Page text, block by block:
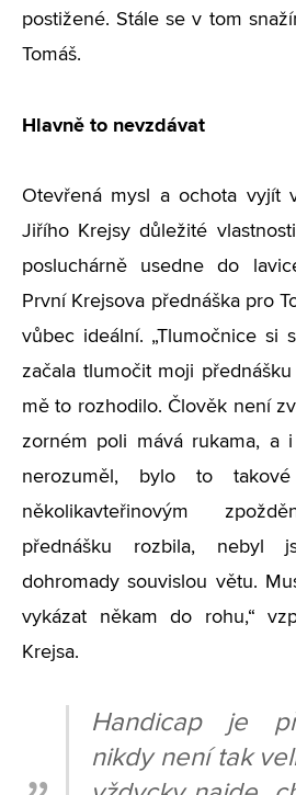
postižené. Stále se v tom
Tomáš.
Hlavně to nevzdávat
Otevřená mysl a ochota vyjít
Jiřího Krejsy důležité
posluchárně usedne do
První Krejsova přednáška pro
vůbec ideální. „Tlumočnice si
začala tlumočit moji
mě to rozhodilo. Člověk není
zorném poli mává rukama, a
nerozuměl, bylo to
několikavteřinovým
přednášku rozbila, nebyl
dohromady souvislou větu.
vykázat někam do rohu,“
Krejsa.
Handicap je
nikdy není tak